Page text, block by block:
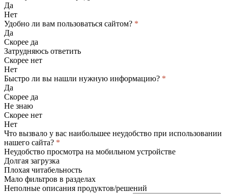
Да
Нет
Удобно ли вам пользоваться сайтом? *
Да
Скорее да
Затрудняюсь ответить
Скорее нет
Нет
Быстро ли вы нашли нужную информацию? *
Да
Скорее да
Не знаю
Скорее нет
Нет
Что вызвало у вас наибольшее неудобство при использовании
нашего сайта? *
Неудобство просмотра на мобильном устройстве
Долгая загрузка
Плохая читабельность
Мало фильтров в разделах
Неполные описания продуктов/решений